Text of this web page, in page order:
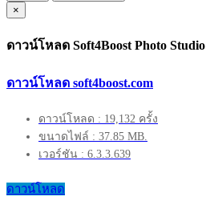
×
ดาวน์โหลด Soft4Boost Photo Studio
ดาวน์โหลด soft4boost.com
ดาวน์โหลด : 19,132 ครั้ง
ขนาดไฟล์ : 37.85 MB.
เวอร์ชัน : 6.3.3.639
ดาวน์โหลด